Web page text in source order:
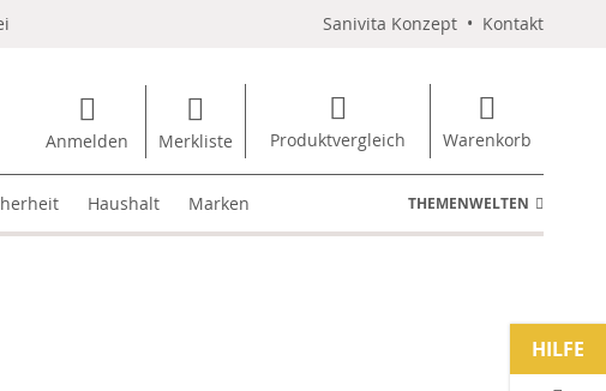
Sanivita Konzept • Kontakt
Anmelden Merkliste Produktvergleich Warenkorb
Haushalt Marken THEMENWELTEN
HILFE